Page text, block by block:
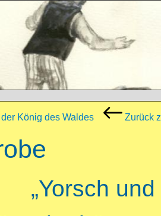
König des Waldes Zurück
„Yorsch